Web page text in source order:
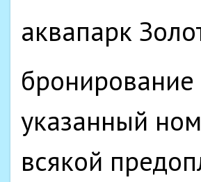
аквапарк
бронирование
указанный
всякой